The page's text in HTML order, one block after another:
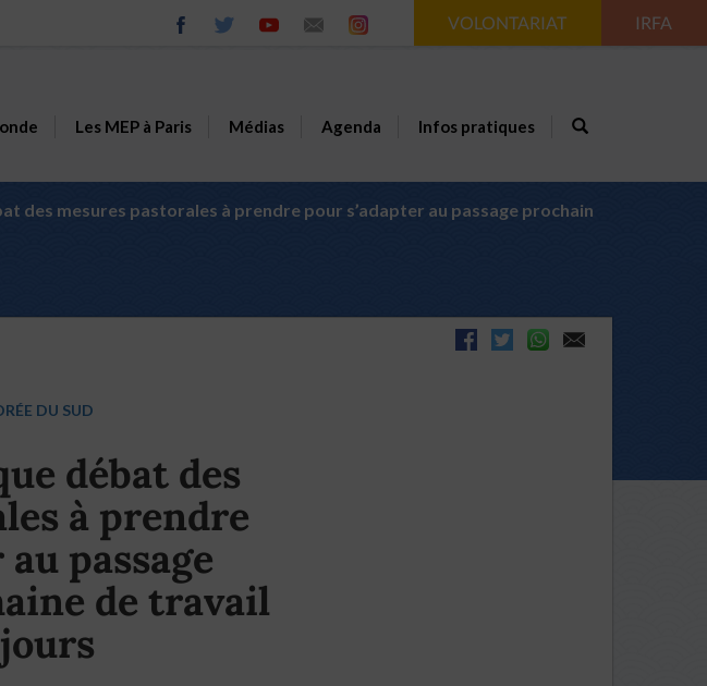
VOLONTARIAT IRFA
Les MEP à Paris Médias Agenda Infos pratiques
des mesures pastorales à prendre pour s’adapter au passage prochain
DU SUD
débat des
à prendre
passage
de travail